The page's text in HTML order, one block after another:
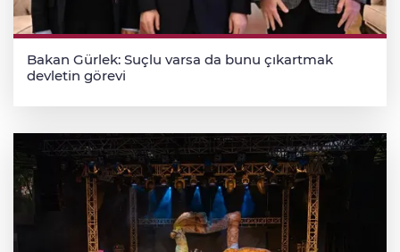
Bakan Gürlek: Suçlu varsa da bunu çıkartmak
devletin görevi